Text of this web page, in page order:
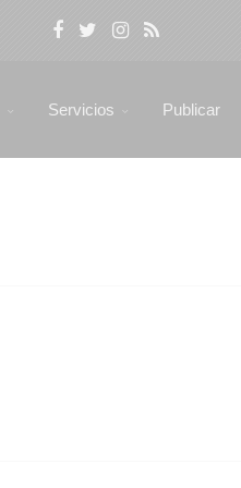
Servicios Publicar